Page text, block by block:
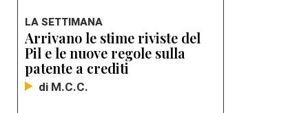
LA SETTIMANA
Arrivano le stime riviste del
Pil e le nuove regole sulla
patente a crediti
di M.C.C.